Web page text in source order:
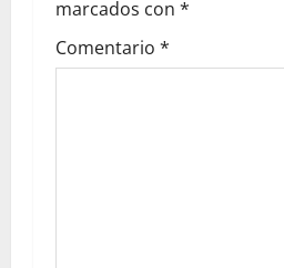
marcados con *
Comentario *